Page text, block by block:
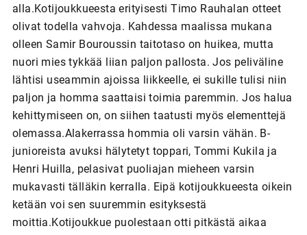
alla.Kotijoukkueesta erityisesti Timo Rauhalan otteet
olivat todella vahvoja. Kahdessa maalissa mukana
olleen Samir Bouroussin taitotaso on huikea, mutta
nuori mies tykkää liian paljon pallosta. Jos peliväline
lähtisi useammin ajoissa liikkeelle, ei sukille tulisi niin
paljon ja homma saattaisi toimia paremmin. Jos halua
kehittymiseen on, on siihen taatusti myös elementtejä
olemassa.Alakerrassa hommia oli varsin vähän. B-
junioreista avuksi hälytetyt toppari, Tommi Kukila ja
Henri Huilla, pelasivat puoliajan mieheen varsin
mukavasti tälläkin kerralla. Eipä kotijoukkueesta oikein
ketään voi sen suuremmin esityksestä
moittia.Kotijoukkue puolestaan otti pitkästä aikaa